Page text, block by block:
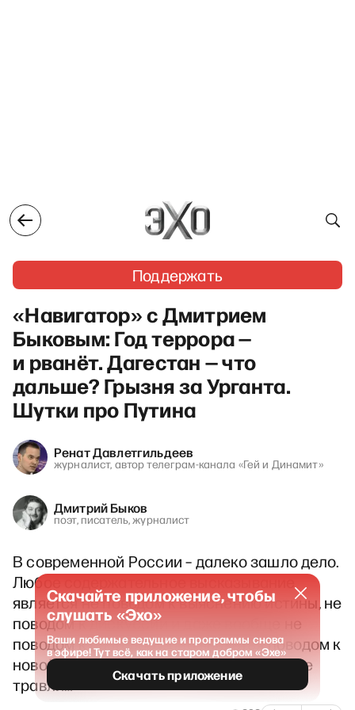
Поддержать
«Навигатор» с Дмитрием
Быковым: Год террора —
и рванёт. Дагестан — что
дальше? Грызня за Урганта.
Шутки про Путина
Ренат Давлетгильдеев
журналист, автор телеграм-канала «Гей и Динамит»
Дмитрий Быков
поэт, писатель, журналист
В современной России – далеко зашло дело.
Любое содержательное высказывание
является не поводом к выяснению истины, не
поводом к дискуссии и даже вообще не
поводом к разговору, оно является поводом к
новой волне буллинга, к очередной волне
травли…
Скачайте приложение, чтобы
слушать «Эхо»
Ваши любимые ведущие и программы снова
в эфире! Тут всё, как на старом добром «Эхе»
Скачать приложение